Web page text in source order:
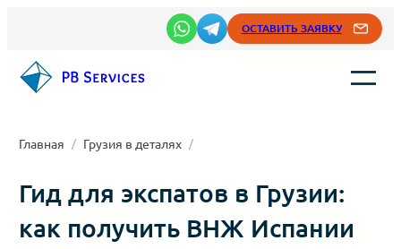
содержимому
ОСТАВИТЬ ЗАЯВКУ
Главная / Грузия в деталях /
Гид для экспатов в Грузии:
как получить ВНЖ Испании